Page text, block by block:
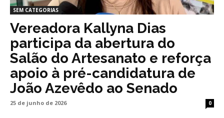
SEM CATEGORIAS
Vereadora Kallyna Dias
participa da abertura do
Salão do Artesanato e reforça
apoio à pré-candidatura de
João Azevêdo ao Senado
25 de junho de 2026 0